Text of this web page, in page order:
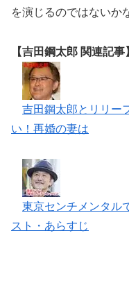
を演じるのではないか
【吉田鋼太郎 関連記事
吉田鋼太郎とリリー
い！再婚の妻は
東京センチメンタル
スト・あらすじ